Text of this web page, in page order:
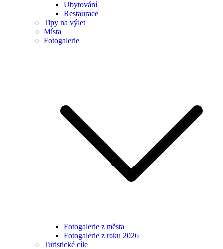
Ubytování
Restaurace
Tipy na výlet
Místa
Fotogalerie
Fotogalerie z města
Fotogalerie z roku 2026
Turistické cíle